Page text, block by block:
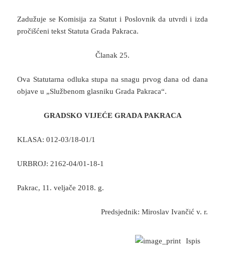
Zadužuje se Komisija za Statut i Poslovnik da utvrdi i izda
pročišćeni tekst Statuta Grada Pakraca.
Članak 25.
Ova Statutarna odluka stupa na snagu prvog dana od dana
objave u „Službenom glasniku Grada Pakraca“.
GRADSKO VIJEĆE GRADA PAKRACA
KLASA: 012-03/18-01/1
URBROJ: 2162-04/01-18-1
Pakrac, 11. veljače 2018. g.
Predsjednik: Miroslav Ivančić v. r.
Ispis